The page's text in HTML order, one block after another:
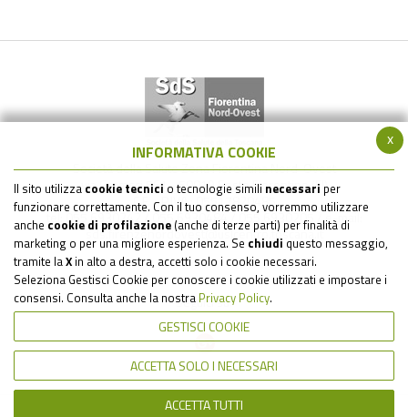
Società della Salute Zona Fiorentina Nord-Ovest
via Gramsci 561 - 50019 Sesto Fiorentino (FI)
C.F. - P.IVA : 05517820485
tel: 055 6930242 / 055 6930484 / 055 6930205 / e-mail:
sds.firenzenordovest@uslcentro.toscana.it
Seguici su:
x
INFORMATIVA COOKIE
Il sito utilizza cookie tecnici o tecnologie simili necessari per
funzionare correttamente. Con il tuo consenso, vorremmo utilizzare
anche cookie di profilazione (anche di terze parti) per finalità di
marketing o per una migliore esperienza. Se chiudi questo messaggio,
tramite laX in alto a destra, accetti solo i cookie necessari.
Seleziona Gestisci Cookie per conoscere i cookie utilizzati e impostare i
consensi. Consulta anche la nostra Privacy Policy.
GESTISCI COOKIE
ACCETTA SOLO I NECESSARI
ACCETTA TUTTI